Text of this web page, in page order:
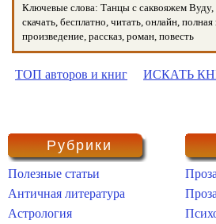
Ключевые слова: Танцы с саквояжем Вуду,
скачать, бесплатно, читать, онлайн,
произведение, рассказ, роман, повесть
ТОП авторов и книг ИСКАТЬ
Рубрики
Полезные статьи
Античная литература
Астрология